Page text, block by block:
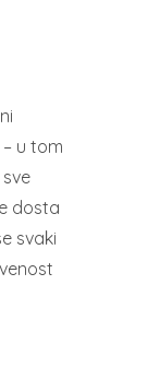
u tom
dosta
svaki